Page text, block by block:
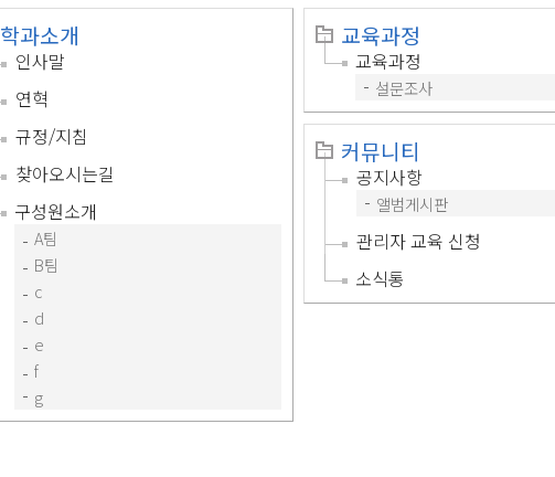
학과소개
인사말
연혁
규정/지침
찾아오시는길
구성원소개
A팀
B팀
c
d
e
f
g
교육과정
교육과정
설문조사
커뮤니티
공지사항
앨범게시판
관리자 교육 신청
소식통